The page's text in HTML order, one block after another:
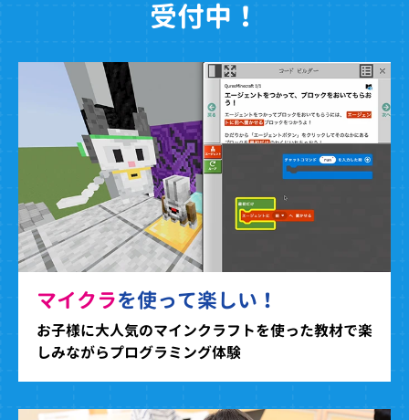
受付中！
マイクラを使って楽しい！
お子様に大人気のマインクラフトを使った教材で楽
しみながらプログラミング体験